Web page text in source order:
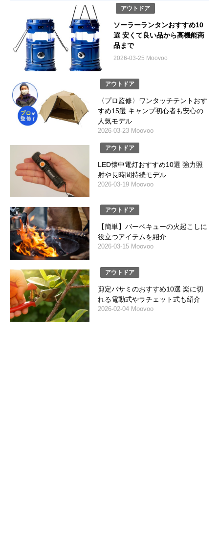
アウトドア
ソーラーランタンおすすめ10
選 安くて良い品から高機能商
品まで
2026-03-25 Moovoo
アウトドア
〈プロ監修〉ワンタッチテントおす
すめ15選 キャンプ初心者も安心の
人気モデル
2026-03-23 Moovoo
アウトドア
LED懐中電灯おすすめ10選 強力照
射や長時間持続モデル
2026-03-19 Moovoo
アウトドア
【簡単】バーベキューの火起こしに
役立つアイテムを紹介
2026-03-15 Moovoo
アウトドア
剪定バサミのおすすめ10選 楽に切
れる電動式やラチェット式も紹介
2026-02-04 Moovoo